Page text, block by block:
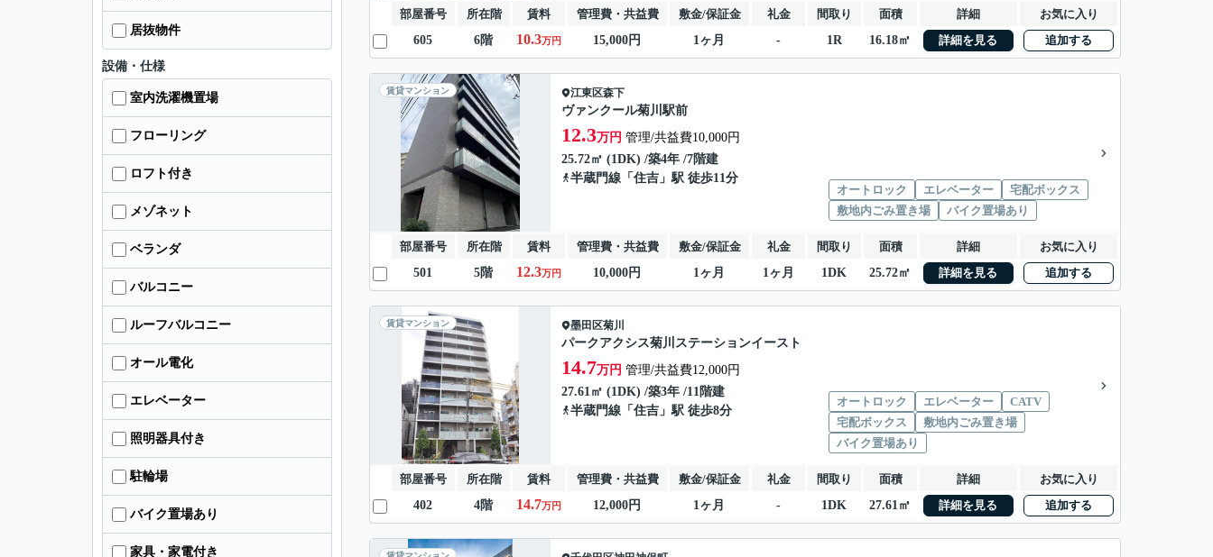
部屋番号 所在階 賃料 管理費・共益費 敷金/保証金 礼金 間取り 面積 詳細
お気に入り
605
6階 10.3万円 15,000円 1ヶ月 - 1R 16.18㎡ 詳細を見る 追加する
賃貸マンション 江東区森下
ヴァンクール菊川駅前
12.3万円 管理/共益費10,000円
25.72㎡ (1DK) /築4年 /7階建
半蔵門線 「 住吉 」駅 徒歩11分
オートロック
エレベーター
宅配ボックス
敷地内ごみ置き場
バイク置場あり
部屋番号 所在階 賃料 管理費・共益費 敷金/保証金 礼金 間取り 面積 詳細
お気に入り
501
5階 12.3万円 10,000円 1ヶ月 1ヶ月 1DK 25.72㎡ 詳細を見る 追加する
賃貸マンション 墨田区菊川
パークアクシス菊川ステーションイースト
14.7万円 管理/共益費12,000円
27.61㎡ (1DK) /築3年 /11階建
半蔵門線 「 住吉 」駅 徒歩8分
オートロック エレベーター
CATV
宅配ボックス
敷地内ごみ置き場
バイク置場あり
部屋番号 所在階 賃料 管理費・共益費 敷金/保証金 礼金 間取り 面積 詳細
お気に入り
402
4階 14.7万円 12,000円 1ヶ月 - 1DK 27.61㎡ 詳細を見る 追加する
居抜物件
設備・仕様
室内洗濯機置場
フローリング
ロフト付き
メゾネット
ベランダ
バルコニー
ルーフバルコニー
オール電化
エレベーター
照明器具付き
駐輪場
バイク置場あり
家具・家電付き